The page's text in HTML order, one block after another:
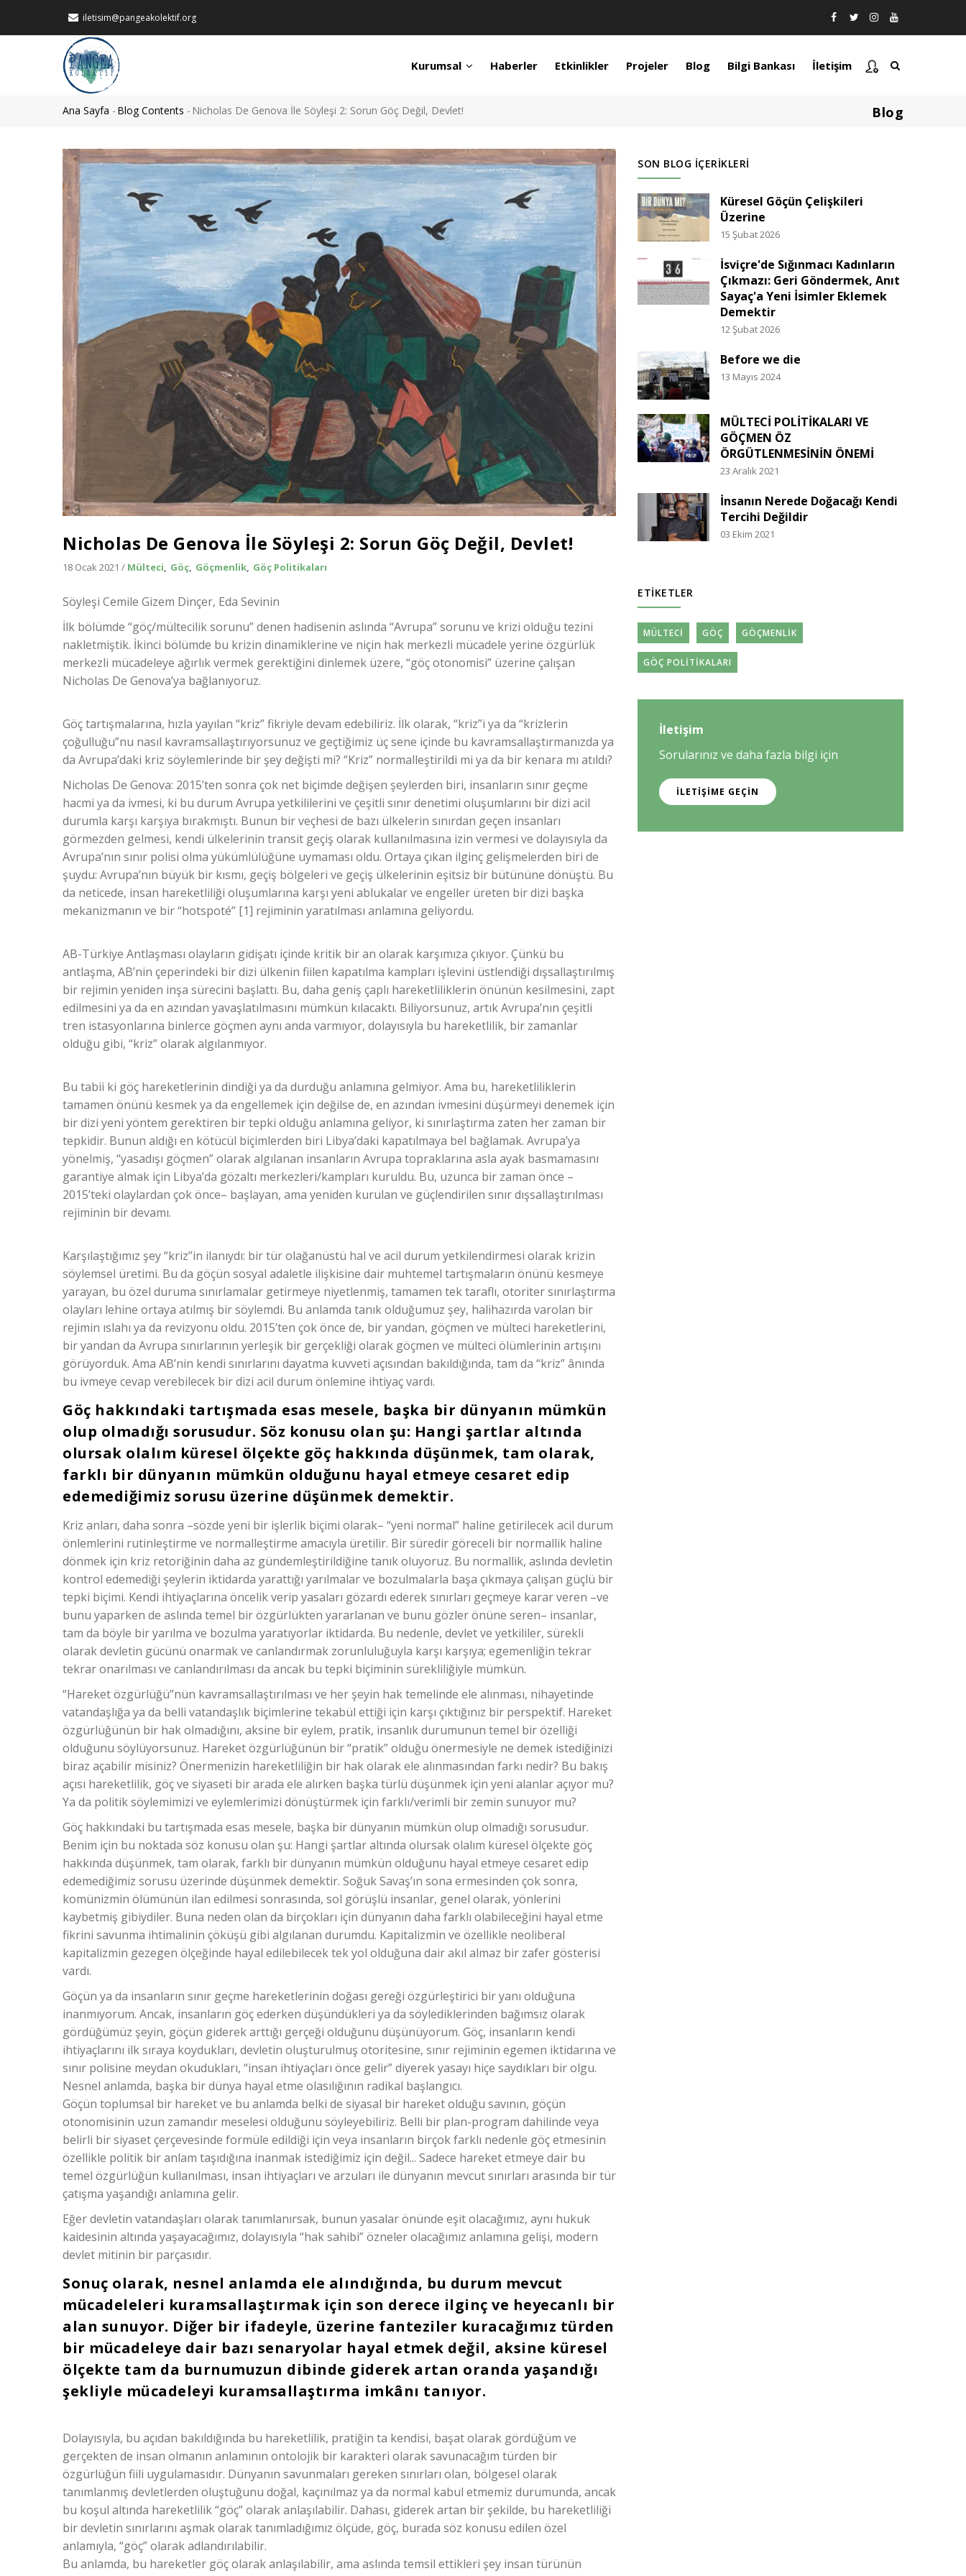
iletisim@pangeakolektif.org
Kurumsal Haberler Etkinlikler Projeler Blog Bilgi Bankası İletişim
Blog
Sayfa
yolu
Ana Sayfa - Blog Contents - Nicholas De Genova İle Söyleşi 2: Sorun Göç Değil, Devlet!
Görsel
Nicholas De Genova İle Söyleşi 2: Sorun Göç Değil, Devlet!
18 Ocak 2021 / Mülteci Göç Göçmenlik Göç Politikaları
Söyleşi Cemile Gizem Dinçer, Eda Sevinin
İlk bölümde “göç/mültecilik sorunu” denen hadisenin aslında “Avrupa” sorunu ve krizi olduğu tezini
nakletmiştik. İkinci bölümde bu krizin dinamiklerine ve niçin hak merkezli mücadele yerine özgürlük
merkezli mücadeleye ağırlık vermek gerektiğini dinlemek üzere, “göç otonomisi” üzerine çalışan
Nicholas De Genova’ya bağlanıyoruz.
Göç tartışmalarına, hızla yayılan “kriz” fikriyle devam edebiliriz. İlk olarak, “kriz”i ya da “krizlerin
çoğulluğu”nu nasıl kavramsallaştırıyorsunuz ve geçtiğimiz üç sene içinde bu kavramsallaştırmanızda ya
da Avrupa’daki kriz söylemlerinde bir şey değişti mi? “Kriz” normalleştirildi mi ya da bir kenara mı atıldı?
Nicholas De Genova: 2015’ten sonra çok net biçimde değişen şeylerden biri, insanların sınır geçme
hacmi ya da ivmesi, ki bu durum Avrupa yetkililerini ve çeşitli sınır denetimi oluşumlarını bir dizi acil
durumla karşı karşıya bırakmıştı. Bunun bir veçhesi de bazı ülkelerin sınırdan geçen insanları
görmezden gelmesi, kendi ülkelerinin transit geçiş olarak kullanılmasına izin vermesi ve dolayısıyla da
Avrupa’nın sınır polisi olma yükümlülüğüne uymaması oldu. Ortaya çıkan ilginç gelişmelerden biri de
şuydu: Avrupa’nın büyük bir kısmı, geçiş bölgeleri ve geçiş ülkelerinin eşitsiz bir bütününe dönüştü. Bu
da neticede, insan hareketliliği oluşumlarına karşı yeni ablukalar ve engeller üreten bir dizi başka
mekanizmanın ve bir “hotspoté” [1] rejiminin yaratılması anlamına geliyordu.
AB-Türkiye Antlaşması olayların gidişatı içinde kritik bir an olarak karşımıza çıkıyor. Çünkü bu
antlaşma, AB’nin çeperindeki bir dizi ülkenin fiilen kapatılma kampları işlevini üstlendiği dışsallaştırılmış
bir rejimin yeniden inşa sürecini başlattı. Bu, daha geniş çaplı hareketliliklerin önünün kesilmesini, zapt
edilmesini ya da en azından yavaşlatılmasını mümkün kılacaktı. Biliyorsunuz, artık Avrupa’nın çeşitli
tren istasyonlarına binlerce göçmen aynı anda varmıyor, dolayısıyla bu hareketlilik, bir zamanlar
olduğu gibi, “kriz” olarak algılanmıyor.
Bu tabii ki göç hareketlerinin dindiği ya da durduğu anlamına gelmiyor. Ama bu, hareketliliklerin
tamamen önünü kesmek ya da engellemek için değilse de, en azından ivmesini düşürmeyi denemek için
bir dizi yeni yöntem gerektiren bir tepki olduğu anlamına geliyor, ki sınırlaştırma zaten her zaman bir
tepkidir. Bunun aldığı en kötücül biçimlerden biri Libya’daki kapatılmaya bel bağlamak. Avrupa’ya
yönelmiş, “yasadışı göçmen” olarak algılanan insanların Avrupa topraklarına asla ayak basmamasını
garantiye almak için Libya’da gözaltı merkezleri/kampları kuruldu. Bu, uzunca bir zaman önce –
2015’teki olaylardan çok önce– başlayan, ama yeniden kurulan ve güçlendirilen sınır dışsallaştırılması
rejiminin bir devamı.
Karşılaştığımız şey “kriz”in ilanıydı: bir tür olağanüstü hal ve acil durum yetkilendirmesi olarak krizin
söylemsel üretimi. Bu da göçün sosyal adaletle ilişkisine dair muhtemel tartışmaların önünü kesmeye
yarayan, bu özel duruma sınırlamalar getirmeye niyetlenmiş, tamamen tek taraflı, otoriter sınırlaştırma
olayları lehine ortaya atılmış bir söylemdi. Bu anlamda tanık olduğumuz şey, halihazırda varolan bir
rejimin ıslahı ya da revizyonu oldu. 2015’ten çok önce de, bir yandan, göçmen ve mülteci hareketlerini,
bir yandan da Avrupa sınırlarının yerleşik bir gerçekliği olarak göçmen ve mülteci ölümlerinin artışını
görüyorduk. Ama AB’nin kendi sınırlarını dayatma kuvveti açısından bakıldığında, tam da “kriz” ânında
bu ivmeye cevap verebilecek bir dizi acil durum önlemine ihtiyaç vardı.
Göç hakkındaki tartışmada esas mesele, başka bir dünyanın mümkün
olup olmadığı sorusudur. Söz konusu olan şu: Hangi şartlar altında
olursak olalım küresel ölçekte göç hakkında düşünmek, tam olarak,
farklı bir dünyanın mümkün olduğunu hayal etmeye cesaret edip
edemediğimiz sorusu üzerine düşünmek demektir.
Kriz anları, daha sonra –sözde yeni bir işlerlik biçimi olarak– “yeni normal” haline getirilecek acil durum
önlemlerini rutinleştirme ve normalleştirme amacıyla üretilir. Bir süredir göreceli bir normallik haline
dönmek için kriz retoriğinin daha az gündemleştirildiğine tanık oluyoruz. Bu normallik, aslında devletin
kontrol edemediği şeylerin iktidarda yarattığı yarılmalar ve bozulmalarla başa çıkmaya çalışan güçlü bir
tepki biçimi. Kendi ihtiyaçlarına öncelik verip yasaları gözardı ederek sınırları geçmeye karar veren –ve
bunu yaparken de aslında temel bir özgürlükten yararlanan ve bunu gözler önüne seren– insanlar,
tam da böyle bir yarılma ve bozulma yaratıyorlar iktidarda. Bu nedenle, devlet ve yetkililer, sürekli
olarak devletin gücünü onarmak ve canlandırmak zorunluluğuyla karşı karşıya; egemenliğin tekrar
tekrar onarılması ve canlandırılması da ancak bu tepki biçiminin sürekliliğiyle mümkün.
“Hareket özgürlüğü”nün kavramsallaştırılması ve her şeyin hak temelinde ele alınması, nihayetinde
vatandaşlığa ya da belli vatandaşlık biçimlerine tekabül ettiği için karşı çıktığınız bir perspektif. Hareket
özgürlüğünün bir hak olmadığını, aksine bir eylem, pratik, insanlık durumunun temel bir özelliği
olduğunu söylüyorsunuz. Hareket özgürlüğünün bir “pratik” olduğu önermesiyle ne demek istediğinizi
biraz açabilir misiniz? Önermenizin hareketliliğin bir hak olarak ele alınmasından farkı nedir? Bu bakış
açısı hareketlilik, göç ve siyaseti bir arada ele alırken başka türlü düşünmek için yeni alanlar açıyor mu?
Ya da politik söylemimizi ve eylemlerimizi dönüştürmek için farklı/verimli bir zemin sunuyor mu?
Göç hakkındaki bu tartışmada esas mesele, başka bir dünyanın mümkün olup olmadığı sorusudur.
Benim için bu noktada söz konusu olan şu: Hangi şartlar altında olursak olalım küresel ölçekte göç
hakkında düşünmek, tam olarak, farklı bir dünyanın mümkün olduğunu hayal etmeye cesaret edip
edemediğimiz sorusu üzerinde düşünmek demektir. Soğuk Savaş’ın sona ermesinden çok sonra,
komünizmin ölümünün ilan edilmesi sonrasında, sol görüşlü insanlar, genel olarak, yönlerini
kaybetmiş gibiydiler. Buna neden olan da birçokları için dünyanın daha farklı olabileceğini hayal etme
fikrini savunma ihtimalinin çöküşü gibi algılanan durumdu. Kapitalizmin ve özellikle neoliberal
kapitalizmin gezegen ölçeğinde hayal edilebilecek tek yol olduğuna dair akıl almaz bir zafer gösterisi
vardı.
Göçün ya da insanların sınır geçme hareketlerinin doğası gereği özgürleştirici bir yanı olduğuna
inanmıyorum. Ancak, insanların göç ederken düşündükleri ya da söylediklerinden bağımsız olarak
gördüğümüz şeyin, göçün giderek arttığı gerçeği olduğunu düşünüyorum. Göç, insanların kendi
ihtiyaçlarını ilk sıraya koydukları, devletin oluşturulmuş otoritesine, sınır rejiminin egemen iktidarına ve
sınır polisine meydan okudukları, “insan ihtiyaçları önce gelir” diyerek yasayı hiçe saydıkları bir olgu.
Nesnel anlamda, başka bir dünya hayal etme olasılığının radikal başlangıcı.
Göçün toplumsal bir hareket ve bu anlamda belki de siyasal bir hareket olduğu savının, göçün
otonomisinin uzun zamandır meselesi olduğunu söyleyebiliriz. Belli bir plan-program dahilinde veya
belirli bir siyaset çerçevesinde formüle edildiği için veya insanların birçok farklı nedenle göç etmesinin
özellikle politik bir anlam taşıdığına inanmak istediğimiz için değil... Sadece hareket etmeye dair bu
temel özgürlüğün kullanılması, insan ihtiyaçları ve arzuları ile dünyanın mevcut sınırları arasında bir tür
çatışma yaşandığı anlamına gelir.
Eğer devletin vatandaşları olarak tanımlanırsak, bunun yasalar önünde eşit olacağımız, aynı hukuk
kaidesinin altında yaşayacağımız, dolayısıyla “hak sahibi” özneler olacağımız anlamına gelişi, modern
devlet mitinin bir parçasıdır.
Sonuç olarak, nesnel anlamda ele alındığında, bu durum mevcut
mücadeleleri kuramsallaştırmak için son derece ilginç ve heyecanlı bir
alan sunuyor. Diğer bir ifadeyle, üzerine fanteziler kuracağımız türden
bir mücadeleye dair bazı senaryolar hayal etmek değil, aksine küresel
ölçekte tam da burnumuzun dibinde giderek artan oranda yaşandığı
şekliyle mücadeleyi kuramsallaştırma imkânı tanıyor.
Dolayısıyla, bu açıdan bakıldığında bu hareketlilik, pratiğin ta kendisi, başat olarak gördüğüm ve
gerçekten de insan olmanın anlamının ontolojik bir karakteri olarak savunacağım türden bir
özgürlüğün fiili uygulamasıdır. Dünyanın savunmaları gereken sınırları olan, bölgesel olarak
tanımlanmış devletlerden oluştuğunu doğal, kaçınılmaz ya da normal kabul etmemiz durumunda, ancak
bu koşul altında hareketlilik “göç” olarak anlaşılabilir. Dahası, giderek artan bir şekilde, bu hareketliliği
bir devletin sınırlarını aşmak olarak tanımladığımız ölçüde, göç, burada söz konusu edilen özel
anlamıyla, “göç” olarak adlandırılabilir.
Bu anlamda, bu hareketler göç olarak anlaşılabilir, ama aslında temsil ettikleri şey insan türünün
SON BLOG İÇERIKLERI
Küresel Göçün Çelişkileri
Üzerine
15 Şubat 2026
İsviçre'de Sığınmacı Kadınların
Çıkmazı: Geri Göndermek, Anıt
Sayaç'a Yeni İsimler Eklemek
Demektir
12 Şubat 2026
Before we die
13 Mayıs 2024
MÜLTECİ POLİTİKALARI VE
GÖÇMEN ÖZ
ÖRGÜTLENMESİNİN ÖNEMİ
23 Aralık 2021
İnsanın Nerede Doğacağı Kendi
Tercihi Değildir
03 Ekim 2021
ETIKETLER
MÜLTECI GÖÇ GÖÇMENLIK
GÖÇ POLITIKALARI
İletişim
Sorularınız ve daha fazla bilgi için
İLETIŞIME GEÇIN